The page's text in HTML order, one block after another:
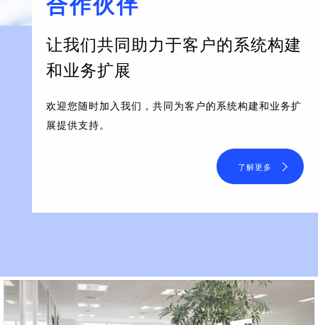
让我们共同助力于客户的系统构建
和业务扩展
欢迎您随时加入我们，共同为客户的系统构建和业务扩
展提供支持。
了解更多